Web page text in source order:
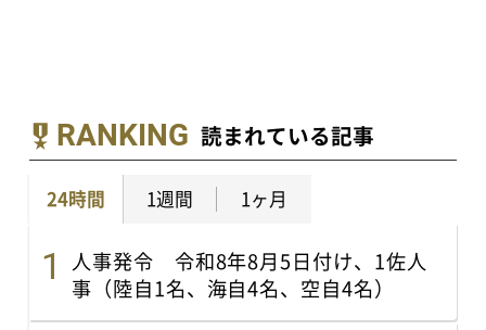
RANKING 読まれている記事
24時間 1週間 1ヶ月
人事発令 令和8年8月5日付け、1佐人
事（陸自1名、海自4名、空自4名）